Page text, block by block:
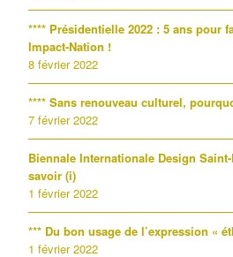
**** Présidentielle 2022 : 5 ans pour
Impact-Nation !
8 février 2022
**** Sans renouveau culturel,
7 février 2022
Biennale Internationale Design
savoir (i)
1 février 2022
*** Du bon usage de l’expression «
1 février 2022